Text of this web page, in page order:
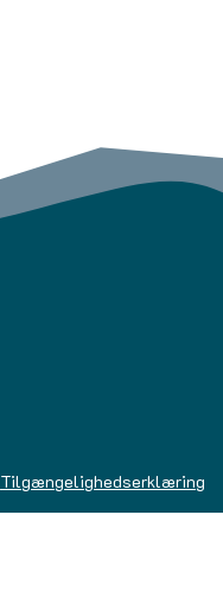
Tilgængelighedserklæring